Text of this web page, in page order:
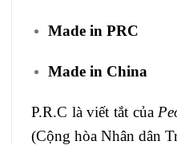
Made in PRC
Made in China
P.R.C là viết tắt của
(Cộng hòa Nhân dân